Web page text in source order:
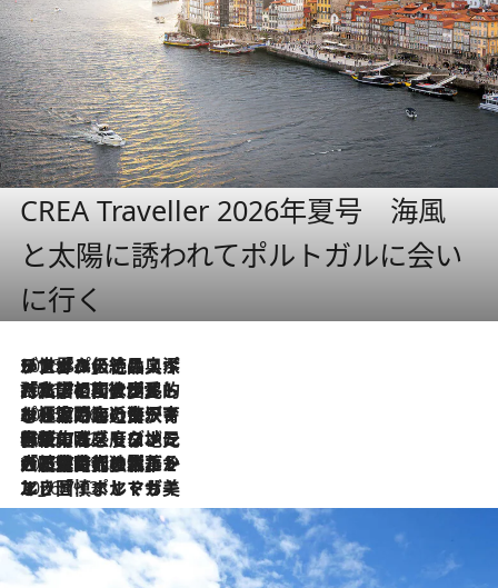
CREA Traveller 2026年夏号 海風
と太陽に誘われてポルトガルに会い
に行く
2026.8.8
リスボンの絶品スイーツ「パステル・デ・ナタ」とは？ポルトガル伝統の奥深い世界へ
2026.7.27
「私の祖国はポルトガル語です」国民的詩人フェルナンド・ペソアと、彼が愛した文学の街を歩く
2026.7.26
ポルトガル近海が育む極上の海の幸。キリリと冷えた白ワインと愉しむ、シーフード専門店の贅沢
2026.7.22
伝統の味をモダンに昇華。高感度な地元客が集う、リスボンの最旬ガストロノミー
2026.7.21
大航海時代の栄華から、震災、独裁、そして革命へ。ポルトガル・首都リスボンの石畳に刻まれた「歴史の光と影」
2026.7.13
エッセイ・ヤマザキマリ「慎ましくも美しき国 ポルトガル」